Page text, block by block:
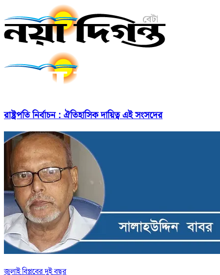
রাষ্ট্রপতি নির্বাচন : ঐতিহাসিক দায়িত্ব এই সংসদের
জুলাই বিপ্লবের দুই বছর